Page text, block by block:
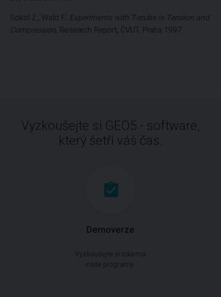
Sokol Z., Wald F.: Experiments with T-stubs in Tension and
Compression, Research Report, ČVUT, Praha 1997.
Vyzkoušejte si GEO5 - software,
který šetří váš čas.
Demoverze
Vyzkoušejte si zdarma
naše programy.